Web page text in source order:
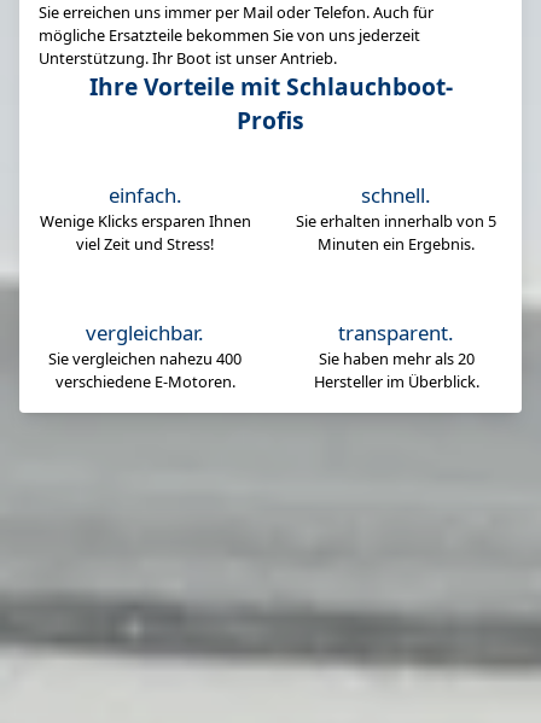
Sie erreichen uns immer per Mail oder Telefon. Auch für
mögliche Ersatzteile bekommen Sie von uns jederzeit
Unterstützung. Ihr Boot ist unser Antrieb.
Ihre Vorteile mit Schlauchboot-
Profis
einfach.
Wenige Klicks ersparen Ihnen
viel Zeit und Stress!
schnell.
Sie erhalten innerhalb von 5
Minuten ein Ergebnis.
vergleichbar.
Sie vergleichen nahezu 400
verschiedene E-Motoren.
transparent.
Sie haben mehr als 20
Hersteller im Überblick.